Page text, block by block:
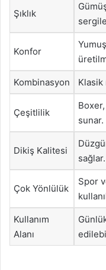
Şıklık
Konfor
Kombinasyon Klasik
Çeşitlilik
sunar.
Dikiş Kalitesi
sağlar.
Çok Yönlülük
Spor
Kullanım
Alanı